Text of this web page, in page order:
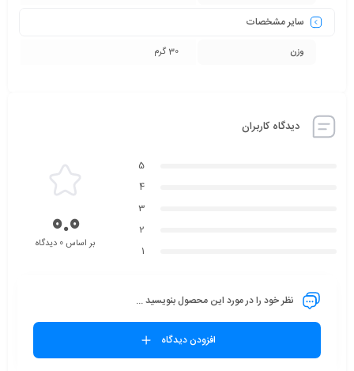
سایر مشخصات
وزن 30 گرم
دیدگاه کاربران
5
4
3
2
1
0.0بر اساس 0 دیدگاه
نظر خود را در مورد این محصول بنویسید ...
افزودن دیدگاه